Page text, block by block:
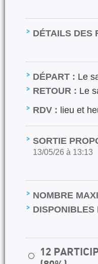
DÉTAILS DES
DÉPART : Le
RETOUR : Le
RDV : lieu et
SORTIE
13/05/26 à 13:13
NOMBRE
DISPONIBLES
⚪
12